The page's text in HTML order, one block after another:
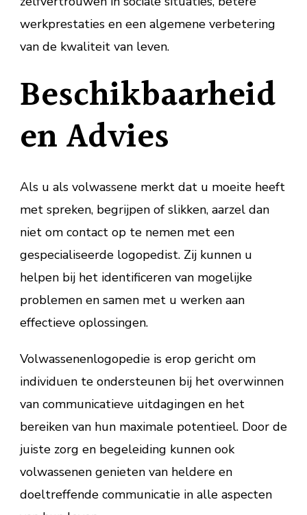
werkprestaties en een algemene verbetering
van de kwaliteit van leven.
Beschikbaarheid
en Advies
Als u als volwassene merkt dat u moeite heeft
met spreken, begrijpen of slikken, aarzel dan
niet om contact op te nemen met een
gespecialiseerde logopedist. Zij kunnen u
helpen bij het identificeren van mogelijke
problemen en samen met u werken aan
effectieve oplossingen.
Volwassenenlogopedie is erop gericht om
individuen te ondersteunen bij het overwinnen
van communicatieve uitdagingen en het
bereiken van hun maximale potentieel. Door de
juiste zorg en begeleiding kunnen ook
volwassenen genieten van heldere en
doeltreffende communicatie in alle aspecten